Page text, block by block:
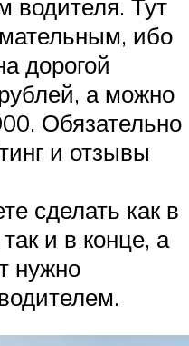
водителя. Тут
ибо
дорогой
а можно
Обязательно
и отзывы
сделать как в
и в конце, а
нужно